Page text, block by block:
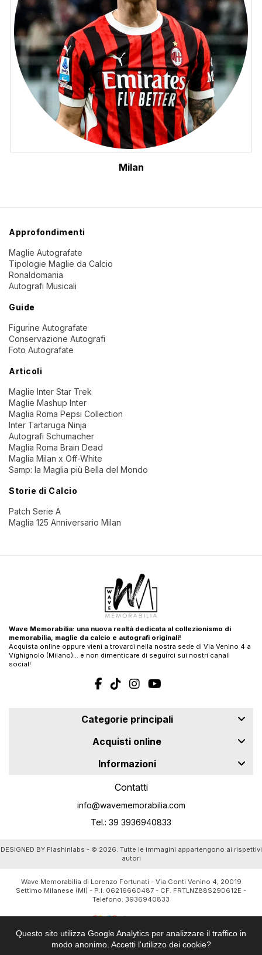
Questo sito utilizza Google Analytics per analizzare il traffico in
modo anonimo. Accetti l'utilizzo dei cookie?
Milan
Approfondimenti
Maglie Autografate
Tipologie Maglie da Calcio
Ronaldomania
Autografi Musicali
Guide
Figurine Autografate
Conservazione Autografi
Foto Autografate
Articoli
Maglie Inter Star Trek
Maglie Mashup Inter
Maglia Roma Pepsi Collection
Inter Tartaruga Ninja
Autografi Schumacher
Maglia Roma Brain Dead
Maglia Milan x Off-White
Samp: la Maglia più Bella del Mondo
Storie di Calcio
Patch Serie A
Maglia 125 Anniversario Milan
Wave Memorabilia: una nuova realtà dedicata al collezionismo di
memorabilia, maglie da calcio e autografi originali!
Acquista online oppure vieni a trovarci nella nostra sede di Via Venino 4 a
Vighignolo (Milano)… e non dimenticare di seguirci sui nostri canali
social!
Categorie principali
Acquisti online
Informazioni
Contatti
info@wavememorabilia.com
Tel.: 39 3936940833
DESIGNED BY Flashinlabs - © 2026. Tutte le immagini appartengono ai rispettivi
autori
Wave Memorabilia di Lorenzo Fortunati - Via Conti Venino 4, 20019
Settimo Milanese (MI) - P.I. 06216660487 - CF. FRTLNZ88S29D612E -
Telefono: 3936940833